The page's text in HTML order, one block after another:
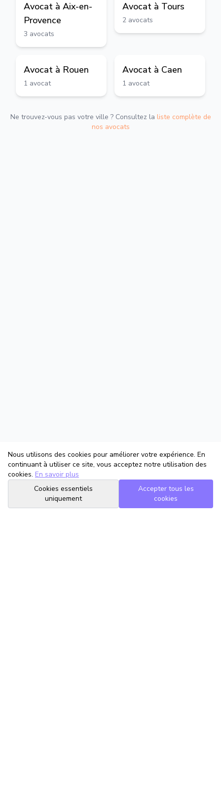
Avocat à Aix-en-
Provence
3 avocats
Avocat à Tours
2 avocats
Avocat à Rouen
1 avocat
Avocat à Caen
1 avocat
Ne trouvez-vous pas votre ville ? Consultez la liste complète de
nos avocats
Nous utilisons des cookies pour améliorer votre expérience. En
continuant à utiliser ce site, vous acceptez notre utilisation des
cookies. En savoir plus
Cookies essentiels
uniquement
Accepter tous les
cookies